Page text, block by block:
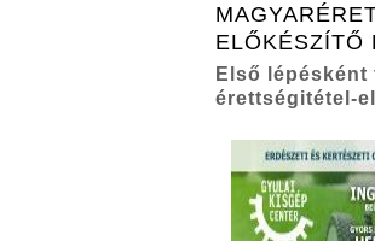
ELŐKÉSZÍTŐ
Első
érettségitétel-